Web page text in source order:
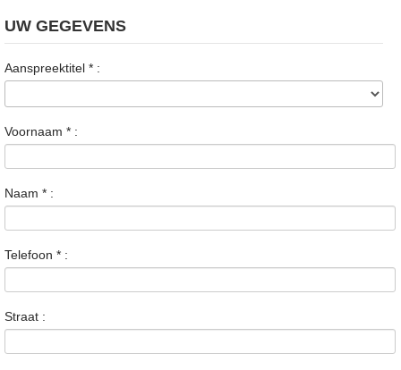
UW GEGEVENS
Aanspreektitel * :
Voornaam * :
Naam * :
Telefoon * :
Straat :